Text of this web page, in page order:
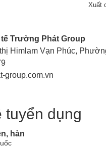
Xuất
Trường Phát Group
Himlam Vạn Phúc,
group.com.vn
tuyển dụng
hàn